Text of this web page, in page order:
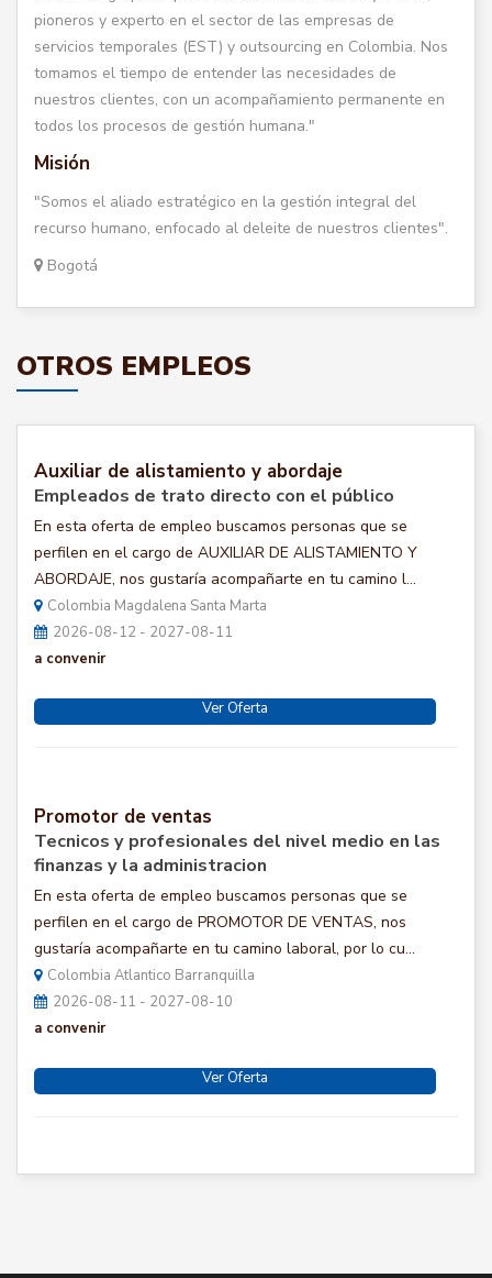
pioneros y experto en el sector de las empresas de
servicios temporales (EST) y outsourcing en Colombia. Nos
tomamos el tiempo de entender las necesidades de
nuestros clientes, con un acompañamiento permanente en
todos los procesos de gestión humana."
Misión
"Somos el aliado estratégico en la gestión integral del
recurso humano, enfocado al deleite de nuestros clientes".
Bogotá
OTROS EMPLEOS
Auxiliar de alistamiento y abordaje
Empleados de trato directo con el público
En esta oferta de empleo buscamos personas que se
perfilen en el cargo de AUXILIAR DE ALISTAMIENTO Y
ABORDAJE, nos gustaría acompañarte en tu camino l...
Colombia Magdalena Santa Marta
2026-08-12 - 2027-08-11
a convenir
Ver Oferta
Promotor de ventas
Tecnicos y profesionales del nivel medio en las
finanzas y la administracion
En esta oferta de empleo buscamos personas que se
perfilen en el cargo de PROMOTOR DE VENTAS, nos
gustaría acompañarte en tu camino laboral, por lo cu...
Colombia Atlantico Barranquilla
2026-08-11 - 2027-08-10
a convenir
Ver Oferta